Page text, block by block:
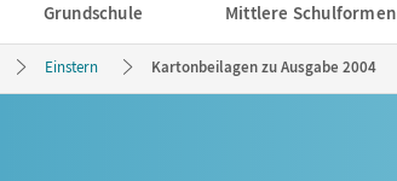
Grundschule Mittlere Schulformen
Einstern Kartonbeilagen zu Ausgabe 2004